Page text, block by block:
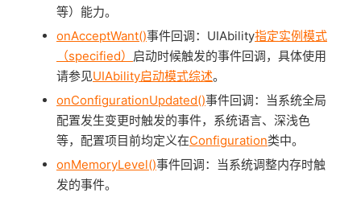
等）能力。
onAcceptWant()事件回调：UIAbility指定实例模式
（specified） 启动时候触发的事件回调，具体使用
请参见UIAbility启动模式综述。
onConfigurationUpdated()事件回调：当系统全局
配置发生变更时触发的事件，系统语言、深浅色
等，配置项目前均定义在Configuration类中。
onMemoryLevel()事件回调：当系统调整内存时触
发的事件。